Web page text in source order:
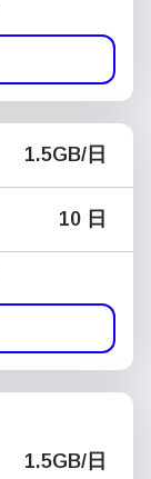
1.5GB/日
10 日
1.5GB/日